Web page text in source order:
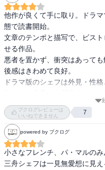
他作が良くて手に取り。ドラ
態で読書開始。
文章のテンポと描写で、ビス
せる作品。
悪者を置かず、衝突はあって
後感はきわめて良好。
ドラマ版のシェフは外見・性
改変は改悪ではなく、主演俳
読み終えて、フランス料理を
ブクログレビューは
いいねできません
7
powered by ブクログ
小さなフレンチ、パ・マルのみ
三舟シェフは一見無愛想に見